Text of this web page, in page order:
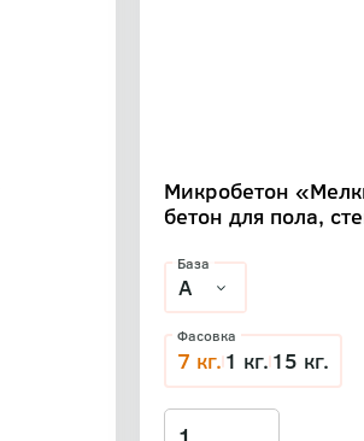
Микробетон
бетон для пола,
База
Фасовка
7 кг. 1 кг. 15 кг.